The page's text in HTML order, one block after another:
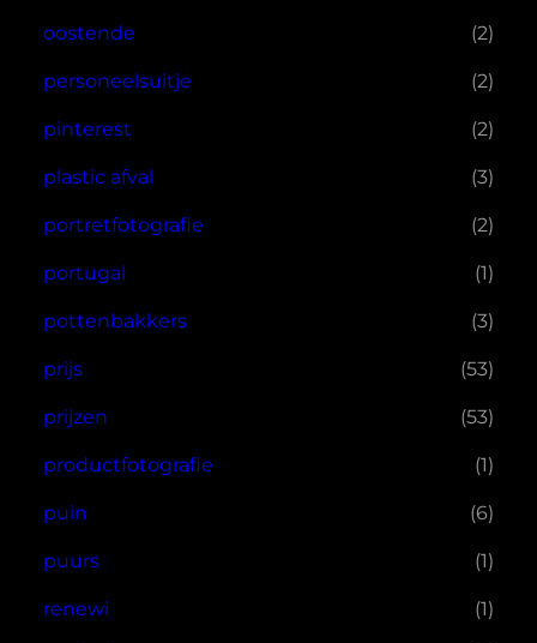
oostende (2)
personeelsuitje (2)
pinterest (2)
plastic afval (3)
portretfotografie (2)
portugal (1)
pottenbakkers (3)
prijs (53)
prijzen (53)
productfotografie (1)
puin (6)
puurs (1)
renewi (1)